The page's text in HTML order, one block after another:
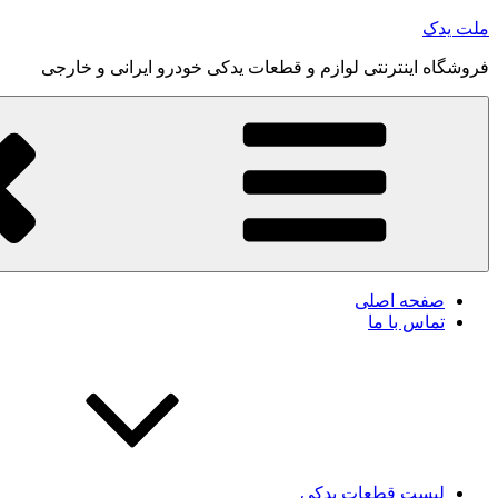
رفتن
محتوا
ملت یدک
فروشگاه اینترنتی لوازم و قطعات یدکی خودرو ایرانی و خارجی
صفحه اصلی
تماس با ما
لیست قطعات یدکی